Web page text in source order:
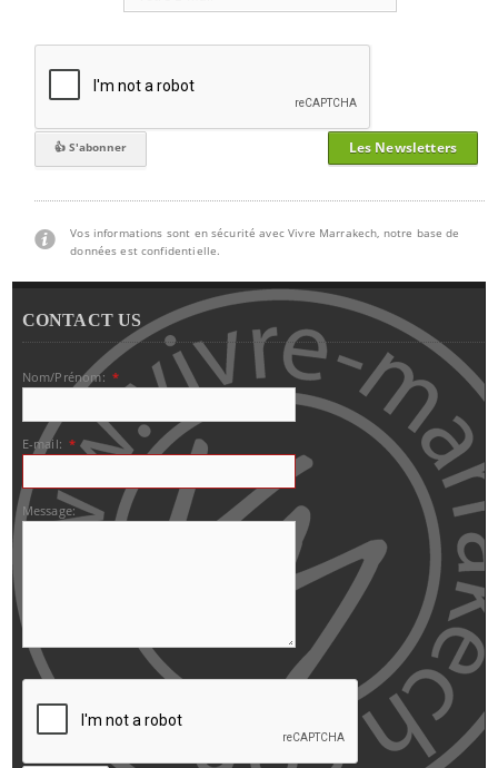
Les Newsletters
Vos informations sont en sécurité avec Vivre Marrakech, notre base de
données est confidentielle.
CONTACT US
Nom/Prénom: *
E-mail: *
Message: